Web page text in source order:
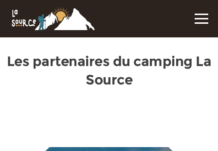
Les partenaires du camping La
Source